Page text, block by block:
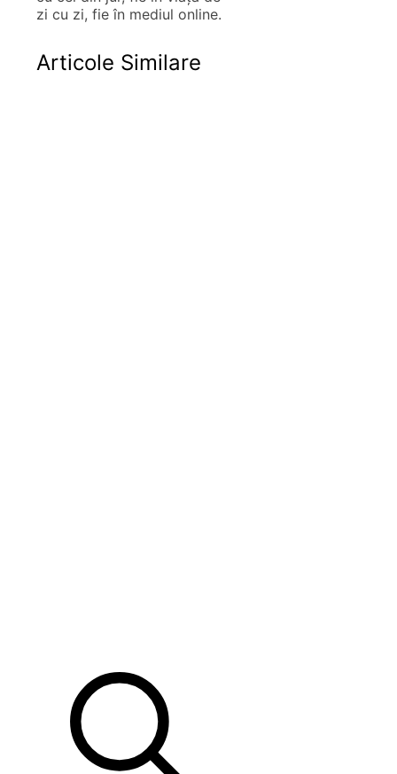
zi cu zi, fie în mediul online.
Articole Similare